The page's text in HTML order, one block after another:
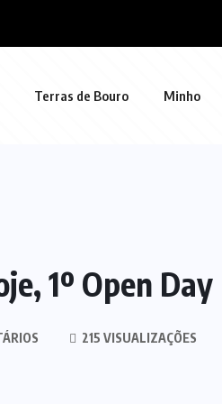
Terras de Bouro Minho
1º Open Day
215 VISUALIZAÇÕES